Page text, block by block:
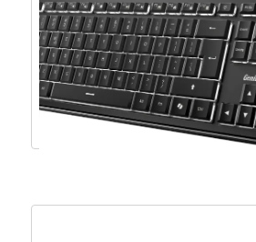
Logitech PRO X 60
tipkovnica, bij –
232,32€
Dodaj u